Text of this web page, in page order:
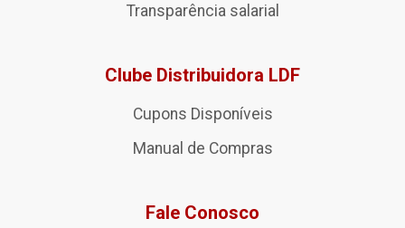
Transparência salarial
Clube Distribuidora LDF
Cupons Disponíveis
Manual de Compras
Fale Conosco